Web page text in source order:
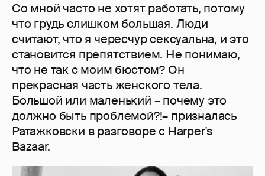
Со мной часто не хотят работать, потому
что грудь слишком большая. Люди
считают, что я чересчур сексуальна, и это
становится препятствием. Не понимаю,
что не так с моим бюстом? Он
прекрасная часть женского тела.
Большой или маленький – почему это
должно быть проблемой?!– призналась
Ратажковски в разговоре с Harper's
Bazaar.